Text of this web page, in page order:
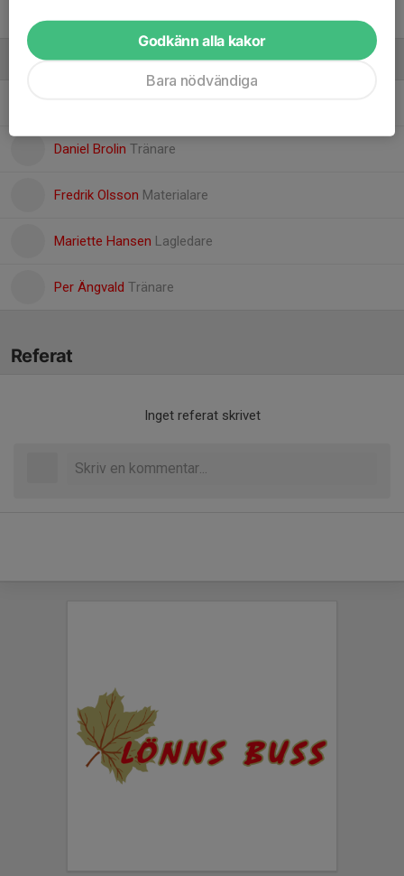
Ledare
Daniel Brolin Tränare
Fredrik Olsson Materialare
Mariette Hansen Lagledare
Per Ängvald Tränare
Referat
Inget referat skrivet
Godkänn alla kakor
Bara nödvändiga